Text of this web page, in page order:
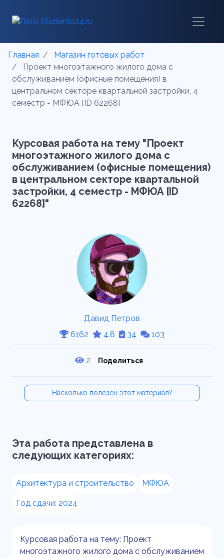
Главная
Магазин готовых работ
Проект многоэтажного жилого дома с
обслуживанием (офисные помещения) в
центральном секторе квартальной застройки, 4
семестр - МФЮА [ID 62268]
Курсовая работа на тему "Проект
многоэтажного жилого дома с
обслуживанием (офисные помещения)
в центральном секторе квартальной
застройки, 4 семестр - МФЮА [ID
62268]"
Давид Петров
6162
4.8 34 103
2 Поделиться
Насколько полезен этот материал?
Эта работа представлена в
следующих категориях:
Архитектура и строительство МФЮА
Год сдачи: 2024
Курсовая работа на тему: Проект
многоэтажного жилого дома с обслуживанием